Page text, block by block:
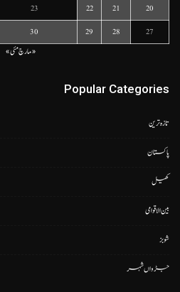
20
21
22
23
27
28
29
30
« مارچمئی »
Popular Categories
تازہ ترین
پاکستان
کھیل
بین الاقوامی
شوبز
جڑواں شہر